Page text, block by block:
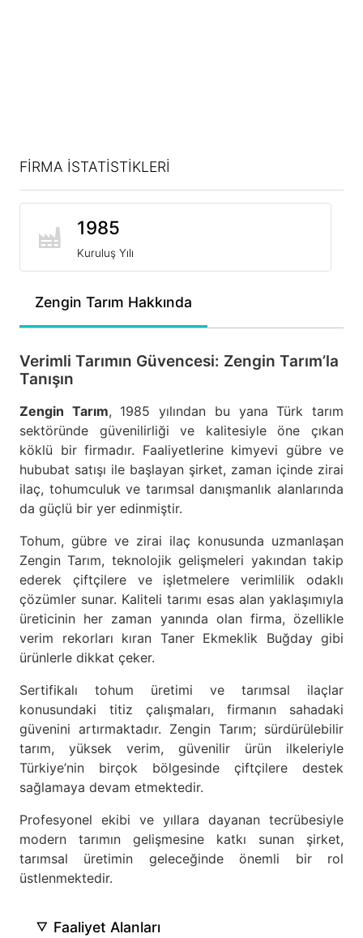
Zengin Tarım Hakkında
Verimli Tarımın Güvencesi: Zengin Tarım’la
Tanışın
Zengin Tarım, 1985 yılından bu yana Türk tarım
sektöründe güvenilirliği ve kalitesiyle öne çıkan
köklü bir firmadır. Faaliyetlerine kimyevi gübre ve
hububat satışı ile başlayan şirket, zaman içinde zirai
ilaç, tohumculuk ve tarımsal danışmanlık alanlarında
da güçlü bir yer edinmiştir.
Tohum, gübre ve zirai ilaç konusunda uzmanlaşan
Zengin Tarım, teknolojik gelişmeleri yakından takip
ederek çiftçilere ve işletmelere verimlilik odaklı
çözümler sunar. Kaliteli tarımı esas alan yaklaşımıyla
üreticinin her zaman yanında olan firma, özellikle
verim rekorları kıran Taner Ekmeklik Buğday gibi
ürünlerle dikkat çeker.
Sertifikalı tohum üretimi ve tarımsal ilaçlar
konusundaki titiz çalışmaları, firmanın sahadaki
güvenini artırmaktadır. Zengin Tarım; sürdürülebilir
tarım, yüksek verim, güvenilir ürün ilkeleriyle
Türkiye’nin birçok bölgesinde çiftçilere destek
sağlamaya devam etmektedir.
Profesyonel ekibi ve yıllara dayanan tecrübesiyle
modern tarımın gelişmesine katkı sunan şirket,
tarımsal üretimin geleceğinde önemli bir rol
üstlenmektedir.
Faaliyet Alanları
FİRMA İSTATİSTİKLERİ
1985
Kuruluş Yılı